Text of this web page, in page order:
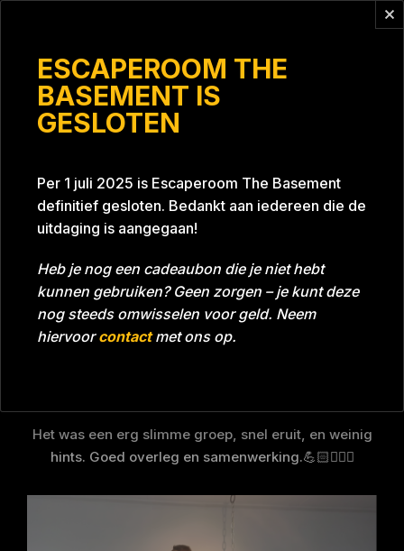
ESCAPEROOM THE
BASEMENT IS
GESLOTEN
Per 1 juli 2025 is Escaperoom The Basement
definitief gesloten. Bedankt aan iedereen die de
uitdaging is aangegaan!
Heb je nog een cadeaubon die je niet hebt
kunnen gebruiken? Geen zorgen – je kunt deze
nog steeds omwisselen voor geld. Neem
hiervoorcontactmet ons op.
Tijd 01:02:53 Datum 20-07-2024
Room Project Blue 26A8
Het was een erg slimme groep, snel eruit, en weinig
hints. Goed overleg en samenwerking.💪🏻🕵🏻‍♂️